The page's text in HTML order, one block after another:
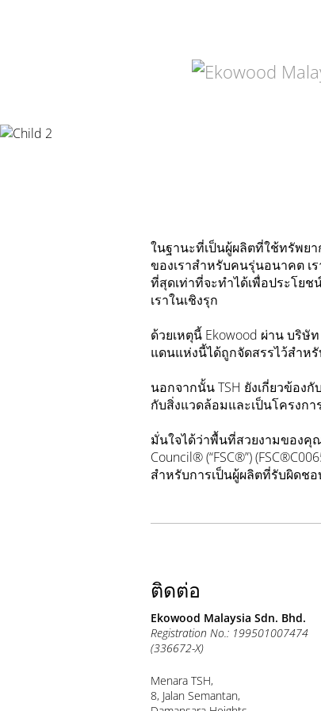
ในฐานะที่เป็นผู้ผลิตที่ใช้ทรัพย
ของเราสำหรับคนรุ่นอนาคต เ
ที่สุดเท่าที่จะทำได้เพื่อประโย
เราในเชิงรุก
ด้วยเหตุนี้ Ekowood ผ่าน บริษั
แดนแห่งนี้ได้ถูกจัดสรรไว้สำห
นอกจากนั้น TSH ยังเกี่ยวข้อง
กับสิ่งแวดล้อมและเป็นโครงก
มั่นใจได้ว่าพื้นที่สวยงามของคุ
Council® (“FSC®”)
สำหรับการเป็นผู้ผลิตที่รับผิดช
ติดต่อ
Ekowood Malaysia Sdn. Bhd.
Registration No.: 199501007474
(336672-X)
Menara TSH,
8, Jalan Semantan,